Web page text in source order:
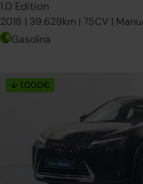
1.0 Edition
2018 | 39.629km | 75CV |
Gasolina
↓ 1.000€